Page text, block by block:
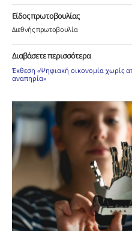
Είδος πρωτοβουλίας
Διεθνής πρωτοβουλία
Διαβάσετε περισσότερα
Έκθεση «Ψηφιακή οικονομία χωρίς
αναπηρία»